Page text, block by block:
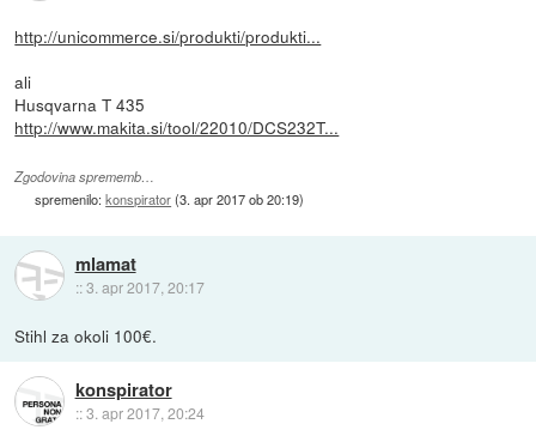
http://unicommerce.si/produkti/produkti...
ali
Husqvarna T 435
http://www.makita.si/tool/22010/DCS232T...
Zgodovina sprememb…
spremenilo:konspirator(3. apr 2017 ob 20:19)
mlamat
::3. apr 2017, 20:17
Stihl za okoli 100€.
konspirator
::3. apr 2017, 20:24